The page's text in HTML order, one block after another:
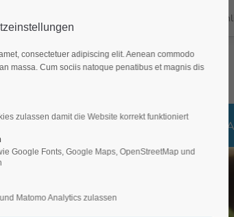
consectetuer adipiscing elit. Aenean commodo
massa. Cum sociis natoque penatibus et magnis dis
zulassen damit die Website korrekt funktioniert
Google Fonts, Google Maps, OpenStreetMap und
Matomo Analytics zulassen